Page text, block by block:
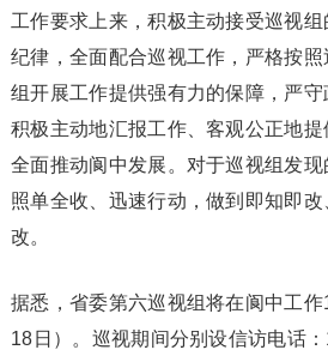
工作要求上来，积极主动接受巡视
纪律，全面配合巡视工作，严格按
组开展工作提供强有力的保障，严守
积极主动地汇报工作、客观公正地提
全面推动阆中发展。对于巡视组发现
照单全收、迅速行动，做到即知即
改。
据悉，省委第六巡视组将在阆中工
18日）。巡视期间分别设信访电话